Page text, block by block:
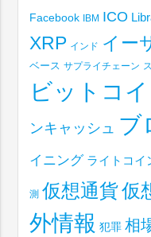
Facebook IBM ICO
XRP インド イー
ベース サプライチェーン
ビットコ
ンキャッシュ ブ
イニング ライトコイ
測 仮想通貨仮
外情報 犯罪 相